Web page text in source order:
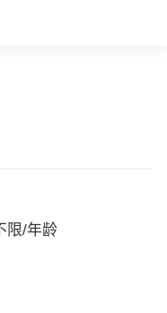
限/年龄